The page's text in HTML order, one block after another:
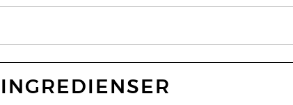
INGREDIENSER